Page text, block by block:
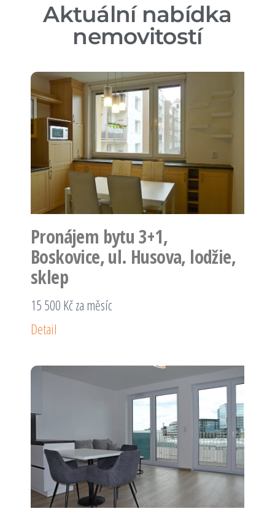
Aktuální nabídka
nemovitostí
Pronájem bytu 3+1,
Boskovice, ul. Husova, lodžie,
sklep
15 500 Kč za měsíc
Detail